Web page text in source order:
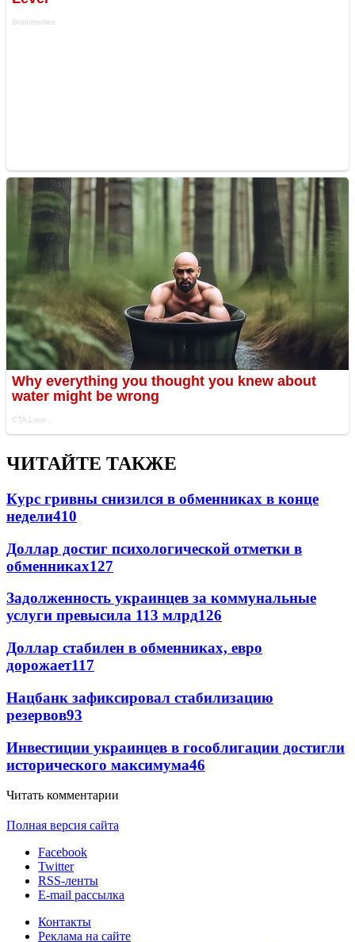
ЧИТАЙТЕ ТАКЖЕ
Курс гривны снизился в обменниках в конце
недели410
Доллар достиг психологической отметки в
обменниках127
Задолженность украинцев за коммунальные
услуги превысила 113 млрд126
Доллар стабилен в обменниках, евро
дорожает117
Нацбанк зафиксировал стабилизацию
резервов93
Инвестиции украинцев в гособлигации достигли
исторического максимума46
Читать комментарии
Полная версия сайта
Facebook
Twitter
RSS-ленты
E-mail рассылка
Контакты
Реклама на сайте